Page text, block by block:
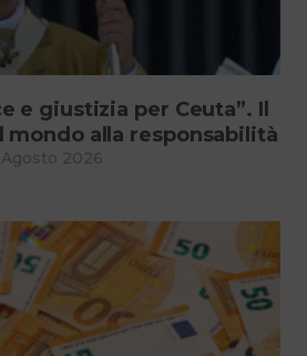
e giustizia per Ceuta”. Il
mondo alla responsabilità
2026